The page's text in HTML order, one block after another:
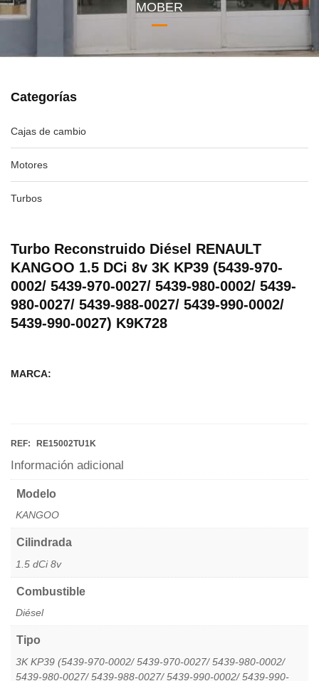
MOBER
Categorías
Cajas de cambio
Motores
Turbos
Turbo Reconstruido Diésel RENAULT
KANGOO 1.5 DCi 8v 3K KP39 (5439-970-
0002/ 5439-970-0027/ 5439-980-0002/ 5439-
980-0027/ 5439-988-0027/ 5439-990-0002/
5439-990-0027) K9K728
MARCA:
REF: RE15002TU1K
Información adicional
Modelo
KANGOO
Cilindrada
1.5 dCi 8v
Combustible
Diésel
Tipo
3K KP39 (5439-970-0002/ 5439-970-0027/ 5439-980-0002/
5439-980-0027/ 5439-988-0027/ 5439-990-0002/ 5439-990-